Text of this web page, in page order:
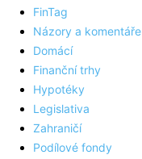
FinTag
Názory a komentáře
Domácí
Finanční trhy
Hypotéky
Legislativa
Zahraničí
Podílové fondy